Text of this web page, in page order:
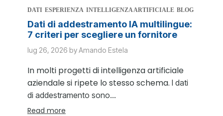
DATI ESPERIENZA INTELLIGENZA ARTIFICIALE BLOG
Dati di addestramento IA multilingue:
7 criteri per scegliere un fornitore
lug 26, 2026 by Amando Estela
In molti progetti di intelligenza artificiale
aziendale si ripete lo stesso schema. I dati
di addestramento sono...
Read more